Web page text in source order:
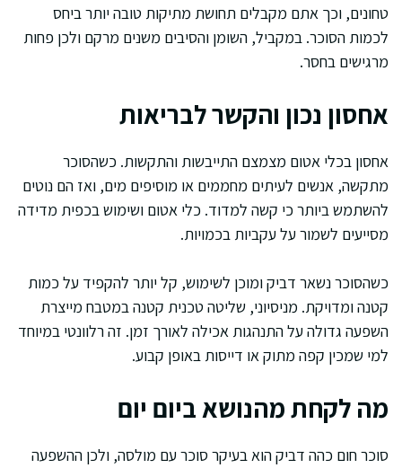
טחונים, וכך אתם מקבלים תחושת מתיקות טובה יותר ביחס
לכמות הסוכר. במקביל, השומן והסיבים משנים מרקם ולכן פחות
מרגישים בחסר.
אחסון נכון והקשר לבריאות
אחסון בכלי אטום מצמצם התייבשות והתקשות. כשהסוכר
מתקשה, אנשים לעיתים מחממים או מוסיפים מים, ואז הם נוטים
להשתמש ביותר כי קשה למדוד. כלי אטום ושימוש בכפית מדידה
מסייעים לשמור על עקביות בכמויות.
כשהסוכר נשאר דביק ומוכן לשימוש, קל יותר להקפיד על כמות
קטנה ומדויקת. מניסיוני, שליטה טכנית קטנה במטבח מייצרת
השפעה גדולה על התנהגות אכילה לאורך זמן. זה רלוונטי במיוחד
למי שמכין קפה מתוק או דייסות באופן קבוע.
מה לקחת מהנושא ביום יום
סוכר חום כהה דביק הוא בעיקר סוכר עם מולסה, ולכן ההשפעה